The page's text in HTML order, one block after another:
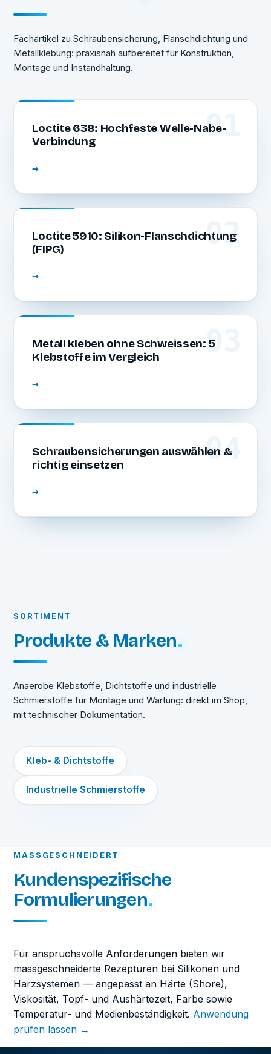
Fachartikel zu Schraubensicherung, Flanschdichtung und
Metallklebung: praxisnah aufbereitet für Konstruktion,
Montage und Instandhaltung.
01
Loctite 638: Hochfeste Welle-Nabe-
Verbindung
→
02
Loctite 5910: Silikon-Flanschdichtung
(FIPG)
→
03
Metall kleben ohne Schweissen: 5
Klebstoffe im Vergleich
→
04
Schraubensicherungen auswählen &
richtig einsetzen
→
SORTIMENT
Produkte & Marken
Anaerobe Klebstoffe, Dichtstoffe und industrielle
Schmierstoffe für Montage und Wartung: direkt im Shop,
mit technischer Dokumentation.
Kleb- & Dichtstoffe
Industrielle Schmierstoffe
MASSGESCHNEIDERT
Kundenspezifische
Formulierungen
Für anspruchsvolle Anforderungen bieten wir
massgeschneiderte Rezepturen bei Silikonen und
Harzsystemen — angepasst an Härte (Shore),
Viskosität, Topf- und Aushärtezeit, Farbe sowie
Temperatur- und Medienbeständigkeit. Anwendung
prüfen lassen →